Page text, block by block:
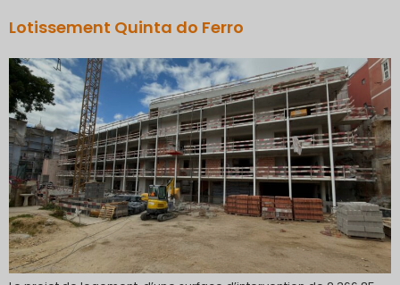
Lotissement Quinta do Ferro